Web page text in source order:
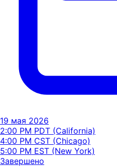
19 мая 2026
2:00 PM PDT (California)
4:00 PM CST (Chicago)
5:00 PM EST (New York)
Завершено